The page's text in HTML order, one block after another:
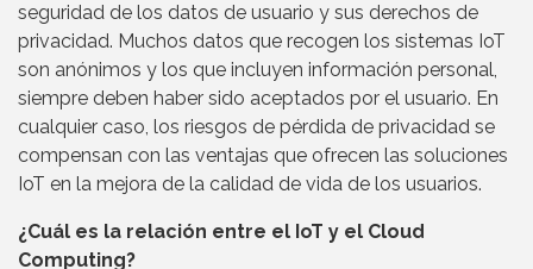
seguridad de los datos de usuario y sus derechos de
privacidad. Muchos datos que recogen los sistemas IoT
son anónimos y los que incluyen información personal,
siempre deben haber sido aceptados por el usuario. En
cualquier caso, los riesgos de pérdida de privacidad se
compensan con las ventajas que ofrecen las soluciones
IoT en la mejora de la calidad de vida de los usuarios.
¿Cuál es la relación entre el IoT y el Cloud
Computing?